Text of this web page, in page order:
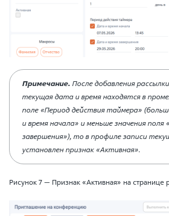
Примечание. После добавления
текущая дата и время находятся в
поле «Период действия таймера»
и время начала» и меньше значения поля
завершения»), то в профиле записи
установлен признак «Активная».
Рисунок 7 — Признак «Активная» на странице